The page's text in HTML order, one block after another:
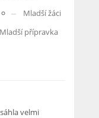
Mladší žáci
Mladší přípravka
velmi